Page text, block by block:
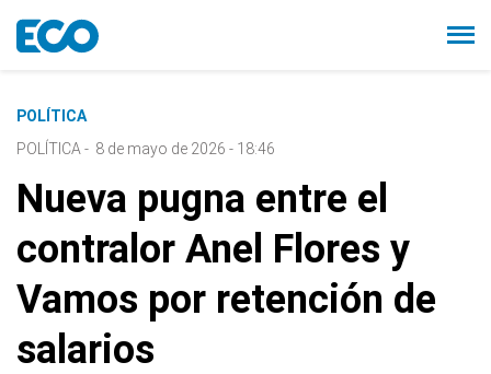
POLÍTICA
POLÍTICA - 8 de mayo de 2026 - 18:46
Nueva pugna entre el
contralor Anel Flores y
Vamos por retención de
salarios